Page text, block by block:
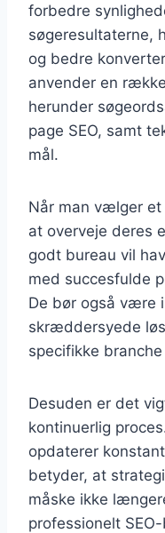
forbedre
søgeresultaterne,
og bedre
anvender en
herunder
page SEO, samt
mål.
Når man vælger
at overveje deres
godt bureau vil
med succesfulde
De bør også være
skræddersyede
specifikke
Desuden er det
kontinuerlig
opdaterer
betyder, at
måske ikke
professionelt